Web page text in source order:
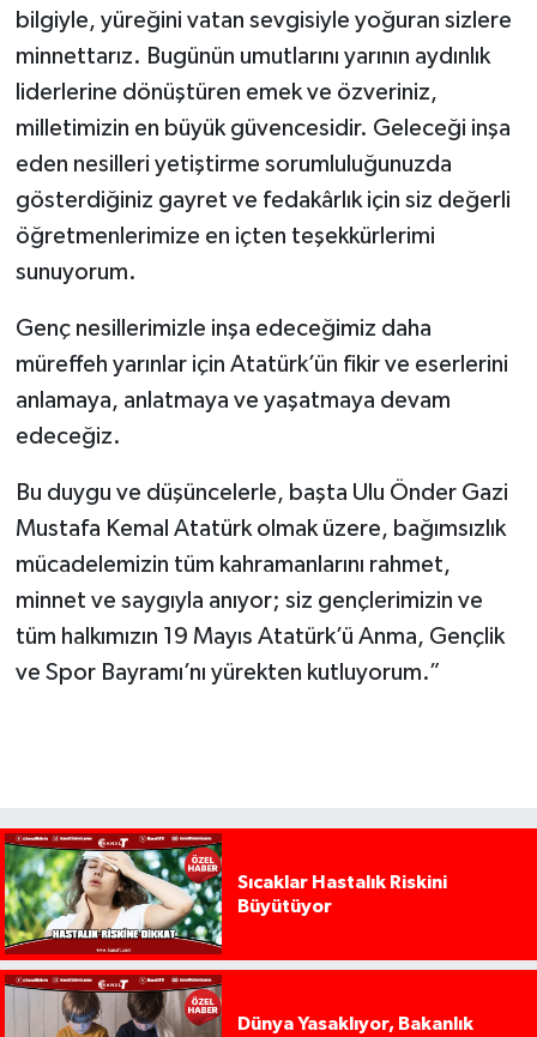
bilgiyle, yüreğini vatan sevgisiyle yoğuran sizlere
minnettarız. Bugünün umutlarını yarının aydınlık
liderlerine dönüştüren emek ve özveriniz,
milletimizin en büyük güvencesidir. Geleceği inşa
eden nesilleri yetiştirme sorumluluğunuzda
gösterdiğiniz gayret ve fedakârlık için siz değerli
öğretmenlerimize en içten teşekkürlerimi
sunuyorum.
Genç nesillerimizle inşa edeceğimiz daha
müreffeh yarınlar için Atatürk’ün fikir ve eserlerini
anlamaya, anlatmaya ve yaşatmaya devam
edeceğiz.
Bu duygu ve düşüncelerle, başta Ulu Önder Gazi
Mustafa Kemal Atatürk olmak üzere, bağımsızlık
mücadelemizin tüm kahramanlarını rahmet,
minnet ve saygıyla anıyor; siz gençlerimizin ve
tüm halkımızın 19 Mayıs Atatürk’ü Anma, Gençlik
ve Spor Bayramı’nı yürekten kutluyorum.”
Sıcaklar Hastalık Riskini
Büyütüyor
Dünya Yasaklıyor, Bakanlık